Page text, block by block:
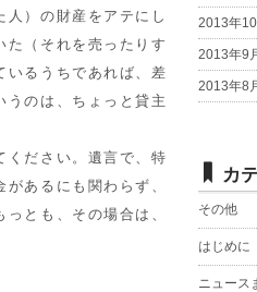
）の財産をアテにし
た（それを売ったりす
いるうちであれば、差
うのは、ちょっと貸主
ください。遺言で、特
あるにも関わらず、
とも、その場合は、
2013年10
2013年9
2013年8
カ
その他
はじめに
ニュース